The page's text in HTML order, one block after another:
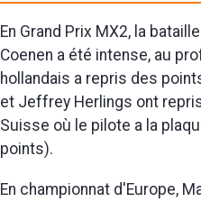
En Grand Prix MX2, la
Coenen a été intense, au
hollandais a repris des
et Jeffrey Herlings ont
Suisse où le pilote a la
points).
En championnat d'Europe,